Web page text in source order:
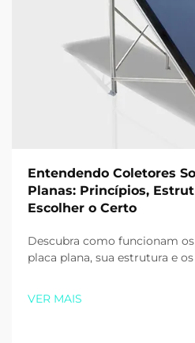
Entendendo Coletores
Planas: Princípios,
Escolher o Certo
Descubra como funcionam
placa plana, sua estrutura e
nosso guia gratuito ainda hoje.
VER MAIS